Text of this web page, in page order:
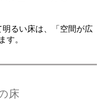
るい床は、「空間が広
す。
床